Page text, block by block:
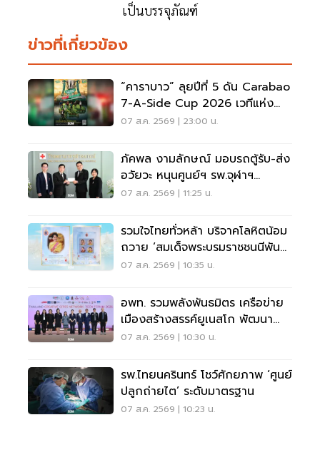
ข่าวที่เกี่ยวข้อง
“คาราบาว” ลุยปีที่ 5 ดัน Carabao
7-A-Side Cup 2026 เวทีแห่ง
โอกาสของคนรักฟุตบอล
07 ส.ค. 2569 | 23:00 น.
ภัคพล งามลักษณ์ มอบรถตู้รับ-ส่ง
อวัยวะ หนุนศูนย์ฯ รพ.จุฬาฯ
สภากาชาดไทย
07 ส.ค. 2569 | 11:25 น.
รวมใจไทยทั่วหล้า บริจาคโลหิตน้อม
ถวาย ‘สมเด็จพระบรมราชชนนีพันปี
หลวง’
07 ส.ค. 2569 | 10:35 น.
อพท. รวมพลังพันธมิตร เครือข่าย
เมืองสร้างสรรค์ยูเนสโก พัฒนา
เมืองอย่างยั่งยืน
07 ส.ค. 2569 | 10:30 น.
รพ.ไทยนครินทร์ โชว์ศักยภาพ ‘ศูนย์
ปลูกถ่ายไต’ ระดับมาตรฐาน
07 ส.ค. 2569 | 10:23 น.